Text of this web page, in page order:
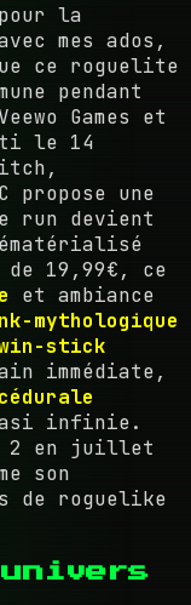
la
mes ados,
ce roguelite
pendant
Games et
le 14
propose une
run devient
19,99€, ce
et ambiance
mythologique
stick
immédiate,
infinie.
2 en juillet
son
de roguelike